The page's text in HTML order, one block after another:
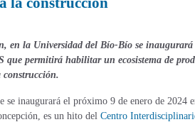
en la Universidad del Bío-Bío se
permitirá habilitar un ecosistema de
se inaugurará el próximo 9 de enero de 2024
es un hito del Centro